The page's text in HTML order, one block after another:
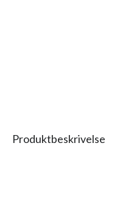
Produktbeskrivelse